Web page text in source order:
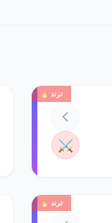
ترند 🔥
⚔️
ترند 🔥